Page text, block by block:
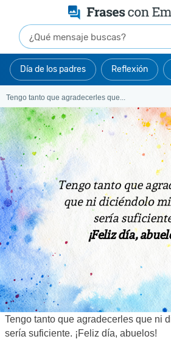
Día de los padres Reflexión
Tengo tanto que agradecerles que...
Tengo tanto que agradecerles que ni
sería suficiente. ¡Feliz día, abuelos!